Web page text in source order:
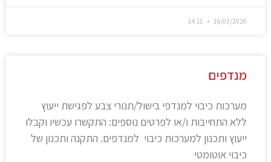
16/03/2020
מנדפים
מערכות כיבוי למנדפי בישול/תנורי צבע לפגישת ייעוץ
ללא התחייבות ו/או לפרטים נוספים: התקשרו עכשיו וקבלו
ייעוץ ותכנון למערכות כיבוי למנדפים. התקנה ותכנון של
כיבוי אוטומטי